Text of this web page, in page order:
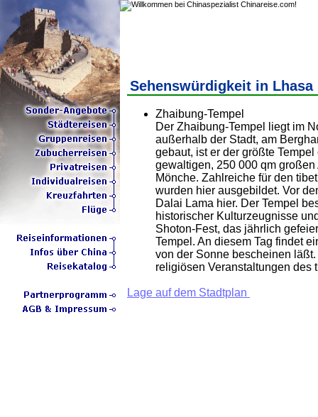
Sehenswürdigkeit in Lhasa
Zhaibung-Tempel
Der Zhaibung-Tempel liegt im
außerhalb der Stadt, am
gebaut, ist er der größte
gewaltigen, 250 000 qm
Mönche. Zahlreiche für den
wurden hier ausgebildet. Vor
Dalai Lama hier. Der Tempel
historischer Kulturzeugnisse
Shoton-Fest, das jährlich
Tempel. An diesem Tag findet
von der Sonne bescheinen
religiösen Veranstaltungen des
Lage auf dem Stadtplan